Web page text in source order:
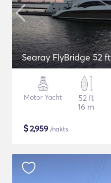
Searay FlyBridge 52 ft
Motor Yacht
52 ft
16 m
$2,959 /nakts